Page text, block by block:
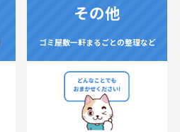
その他
ゴミ屋敷一軒まるごとの整理など